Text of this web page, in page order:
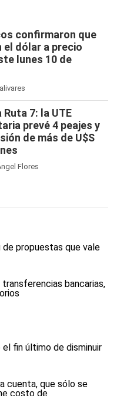
confirmaron que
el dólar a precio
lunes 10 de
7: la UTE
prevé 4 peajes y
de más de U$S
Flores
de propuestas que vale
bancarias,
fin último de disminuir
cuenta, que sólo se
costo de